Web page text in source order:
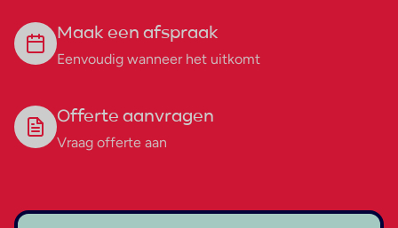
Maak een afspraak
Eenvoudig wanneer het uitkomt
Offerte aanvragen
Vraag offerte aan